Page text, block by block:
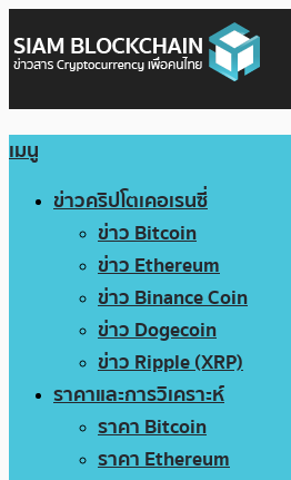
เมนู
ข่าวคริปโตเคอเรนซี่
ข่าว Bitcoin
ข่าว Ethereum
ข่าว Binance Coin
ข่าว Dogecoin
ข่าว Ripple (XRP)
ราคาและการวิเคราะห์
ราคา Bitcoin
ราคา Ethereum